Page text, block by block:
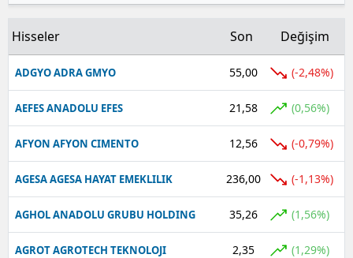
Hisseler Son Değişim
ADGYO ADRA GMYO 55,00 (-2,48%)
AEFES ANADOLU EFES 21,58 (0,56%)
AFYON AFYON CIMENTO 12,56 (-0,79%)
AGESA AGESA HAYAT EMEKLILIK 236,00 (-1,13%)
AGHOL ANADOLU GRUBU HOLDING 35,26 (1,56%)
AGROT AGROTECH TEKNOLOJI 2,35 (1,29%)